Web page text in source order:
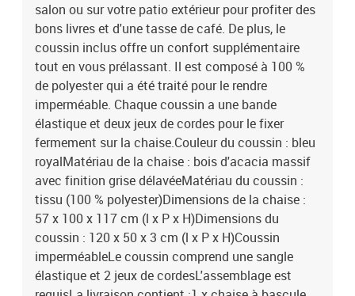
salon ou sur votre patio extérieur pour profiter des
bons livres et d'une tasse de café. De plus, le
coussin inclus offre un confort supplémentaire
tout en vous prélassant. Il est composé à 100 %
de polyester qui a été traité pour le rendre
imperméable. Chaque coussin a une bande
élastique et deux jeux de cordes pour le fixer
fermement sur la chaise.Couleur du coussin : bleu
royalMatériau de la chaise : bois d'acacia massif
avec finition grise délavéeMatériau du coussin :
tissu (100 % polyester)Dimensions de la chaise :
57 x 100 x 117 cm (l x P x H)Dimensions du
coussin : 120 x 50 x 3 cm (l x P x H)Coussin
imperméableLe coussin comprend une sangle
élastique et 2 jeux de cordesL'assemblage est